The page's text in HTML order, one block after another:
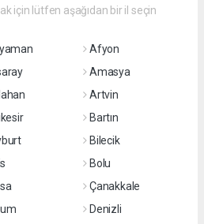
için lütfen aşağıdan bir il seçin
Afyon
Amasya
Artvin
Bartın
Bilecik
Bolu
Çanakkale
Denizli